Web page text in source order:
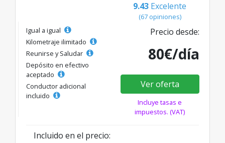
9.43 Excelente
(67 opiniones)
Igual a igual
Kilometraje ilimitado
Reunirse y Saludar
Depósito en efectivo
aceptado
Conductor adicional
incluido
Precio desde:
80€/día
Ver oferta
Incluye tasas e
impuestos. (VAT)
Incluido en el precio: